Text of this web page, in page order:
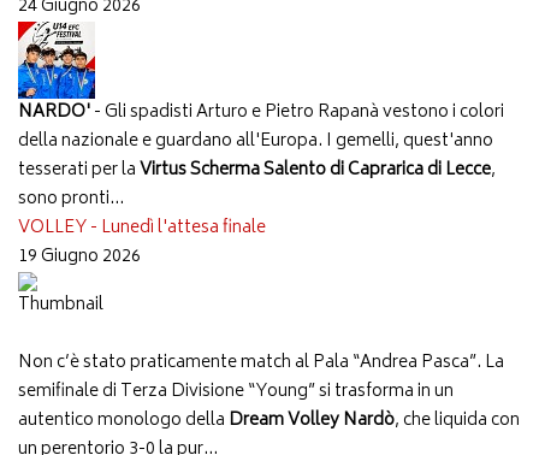
24 Giugno 2026
NARDO'- Gli spadisti Arturo e Pietro Rapanà vestono i colori
della nazionale e guardano all'Europa. I gemelli, quest'anno
tesserati per laVirtus Scherma Salento di Caprarica di Lecce,
sono pronti...
VOLLEY - Lunedì l'attesa finale
19 Giugno 2026
Non c’è stato praticamente match al Pala “Andrea Pasca”. La
semifinale di Terza Divisione “Young” si trasforma in un
autentico monologo della Dream Volley Nardò, che liquida con